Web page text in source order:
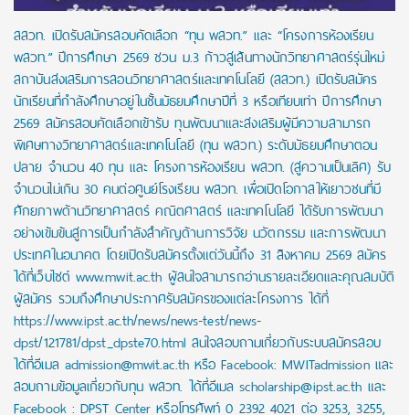
สสวท. เปิดรับสมัครสอบคัดเลือก “ทุน พสวท.” และ “โครงการห้องเรียน
พสวท.” ปีการศึกษา 2569 ชวน ม.3 ก้าวสู่เส้นทางนักวิทยาศาสตร์รุ่นใหม่
สถาบันส่งเสริมการสอนวิทยาศาสตร์และเทคโนโลยี (สสวท.) เปิดรับสมัคร
นักเรียนที่กำลังศึกษาอยู่ในชั้นมัธยมศึกษาปีที่ 3 หรือเทียบเท่า ปีการศึกษา
2569 สมัครสอบคัดเลือกเข้ารับ ทุนพัฒนาและส่งเสริมผู้มีความสามารถ
พิเศษทางวิทยาศาสตร์และเทคโนโลยี (ทุน พสวท.) ระดับมัธยมศึกษาตอน
ปลาย จำนวน 40 ทุน และ โครงการห้องเรียน พสวท. (สู่ความเป็นเลิศ) รับ
จำนวนไม่เกิน 30 คนต่อศูนย์โรงเรียน พสวท. เพื่อเปิดโอกาสให้เยาวชนที่มี
ศักยภาพด้านวิทยาศาสตร์ คณิตศาสตร์ และเทคโนโลยี ได้รับการพัฒนา
อย่างเข้มข้นสู่การเป็นกำลังสำคัญด้านการวิจัย นวัตกรรม และการพัฒนา
ประเทศในอนาคต โดยเปิดรับสมัครตั้งแต่วันนี้ถึง 31 สิงหาคม 2569 สมัคร
ได้ที่เว็บไซต์ www.mwit.ac.th ผู้สนใจสามารถอ่านรายละเอียดและคุณสมบัติ
ผู้สมัคร รวมถึงศึกษาประกาศรับสมัครของแต่ละโครงการ ได้ที่
https://www.ipst.ac.th/news/news-test/news-
dpst/121781/dpst_dpste70.html สนใจสอบถามเกี่ยวกับระบบสมัครสอบ
ได้ที่อีเมล admission@mwit.ac.th หรือ Facebook: MWITadmission และ
สอบถามข้อมูลเกี่ยวกับทุน พสวท. ได้ที่อีเมล scholarship@ipst.ac.th และ
Facebook : DPST Center หรือโทรศัพท์ 0 2392 4021 ต่อ 3253, 3255,